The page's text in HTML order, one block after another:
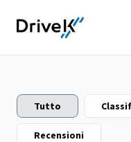
Tutto
Recensioni